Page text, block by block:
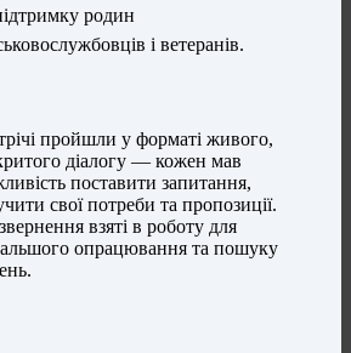
родин
і ветеранів.
пройшли у форматі живого,
діалогу — кожен мав
поставити запитання,
свої потреби та пропозиції.
взяті в роботу для
опрацювання та пошуку